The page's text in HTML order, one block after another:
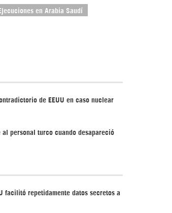
Ejecuciones en Arabia Saudí
de EEUU en caso nuclear
al personal turco cuando desapareció
facilitó repetidamente datos secretos a